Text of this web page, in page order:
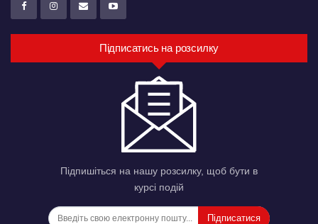
Підписатись на розсилку
Підпишіться на нашу розсилку, щоб бути в
курсі подій
Підписатися